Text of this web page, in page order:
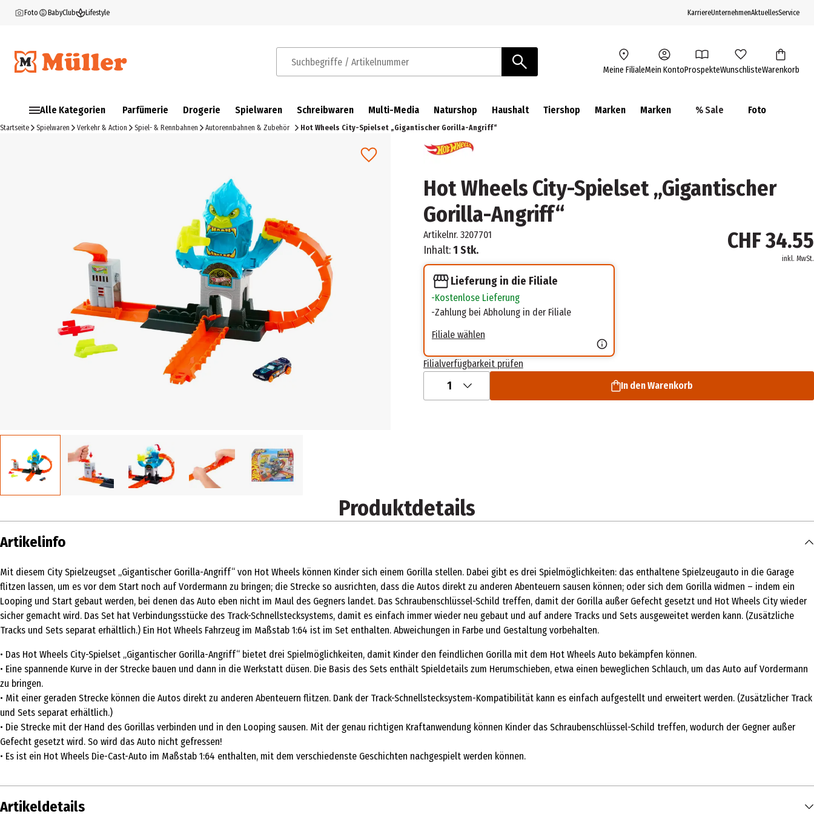
Foto BabyClub Lifestyle KarriereUnternehmenAktuellesService
Suchbegriffe / Artikelnummer Meine FilialeMein KontoProspekteWunschlisteWarenkorb
Alle Kategorien Parfümerie Drogerie Spielwaren Schreibwaren Multi-Media Naturshop Haushalt Tiershop Marken Marken % Sale Foto
Startseite Spielwaren Verkehr & Action Spiel- & Rennbahnen Autorennbahnen & Zubehör Hot Wheels City-Spielset „Gigantischer Gorilla-Angriff“
Hot Wheels City-Spielset „Gigantischer
Gorilla-Angriff“
Artikelnr. 3207701
Inhalt:1 Stk. CHF 34.55
inkl. MwSt.
Lieferung in die Filiale
Kostenlose Lieferung
Zahlung bei Abholung in der Filiale
Filiale wählen
Filialverfügbarkeit prüfen
1 In den Warenkorb
Produktdetails
Artikelinfo
Mit diesem City Spielzeugset „Gigantischer Gorilla-Angriff“ von Hot Wheels können Kinder sich einem Gorilla stellen. Dabei gibt es drei Spielmöglichkeiten: das enthaltene Spielzeugauto in die Garage
flitzen lassen, um es vor dem Start noch auf Vordermann zu bringen; die Strecke so ausrichten, dass die Autos direkt zu anderen Abenteuern sausen können; oder sich dem Gorilla widmen – indem ein
Looping und Start gebaut werden, bei denen das Auto eben nicht im Maul des Gegners landet. Das Schraubenschlüssel-Schild treffen, damit der Gorilla außer Gefecht gesetzt und Hot Wheels City wieder
sicher gemacht wird. Das Set hat Verbindungsstücke des Track-Schnellstecksystems, damit es einfach immer wieder neu gebaut und auf andere Tracks und Sets ausgeweitet werden kann. (Zusätzliche
Tracks und Sets separat erhältlich.) Ein Hot Wheels Fahrzeug im Maßstab 1:64 ist im Set enthalten. Abweichungen in Farbe und Gestaltung vorbehalten.
• Das Hot Wheels City-Spielset „Gigantischer Gorilla-Angriff“ bietet drei Spielmöglichkeiten, damit Kinder den feindlichen Gorilla mit dem Hot Wheels Auto bekämpfen können.
• Eine spannende Kurve in der Strecke bauen und dann in die Werkstatt düsen. Die Basis des Sets enthält Spieldetails zum Herumschieben, etwa einen beweglichen Schlauch, um das Auto auf Vordermann
zu bringen.
• Mit einer geraden Strecke können die Autos direkt zu anderen Abenteuern flitzen. Dank der Track-Schnellstecksystem-Kompatibilität kann es einfach aufgestellt und erweitert werden. (Zusätzlicher Track
und Sets separat erhältlich.)
• Die Strecke mit der Hand des Gorillas verbinden und in den Looping sausen. Mit der genau richtigen Kraftanwendung können Kinder das Schraubenschlüssel-Schild treffen, wodurch der Gegner außer
Gefecht gesetzt wird. So wird das Auto nicht gefressen!
• Es ist ein Hot Wheels Die-Cast-Auto im Maßstab 1:64 enthalten, mit dem verschiedenste Geschichten nachgespielt werden können.
Artikeldetails